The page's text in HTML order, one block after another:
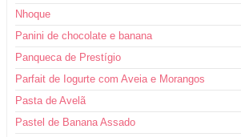
Nhoque
Panini de chocolate e banana
Panqueca de Prestígio
Parfait de Iogurte com Aveia e Morangos
Pasta de Avelã
Pastel de Banana Assado